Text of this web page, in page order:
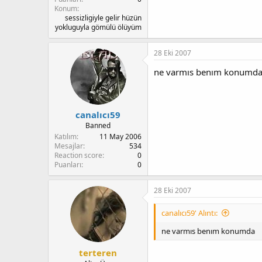
Konum
sessizligiyle gelir hüzün
yokluguyla gömülü ölüyüm
canalıcı59
Banned
Katılım
11 May 2006
Mesajlar
534
Reaction score
0
Puanları
0
28 Eki 2007
ne varmıs benım konumda
terteren
28 Eki 2007
canalıcı59' Alıntı:
ne varmıs benım konumda